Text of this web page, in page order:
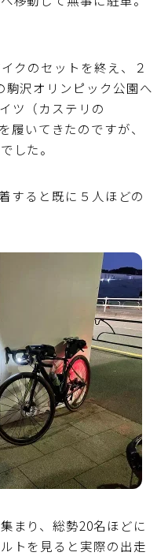
クのセットを終え、２
沢オリンピック公園へ
ツ（カステリの
履いてきたのですが、
した。
すると既に５人ほどの
まり、総勢20名ほどに
トを見ると実際の出走